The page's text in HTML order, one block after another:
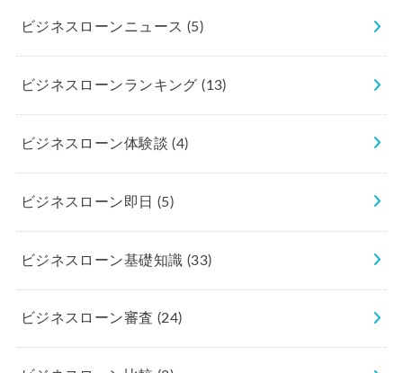
ビジネスローンニュース (5)
ビジネスローンランキング(13)
ビジネスローン体験談(4)
ビジネスローン即日 (5)
ビジネスローン基礎知識 (33)
ビジネスローン審査 (24)